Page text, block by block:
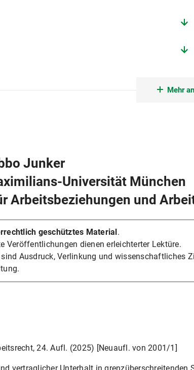
Mehr
Junker
Universität München
Arbeitsbeziehungen und
geschütztes Material.
Veröffentlichungen dienen erleichterter Lektüre.
Ausdruck, Verlinkung und wissenschaftliches
24. Aufl. (2025) [Neuaufl. von 2001/1]